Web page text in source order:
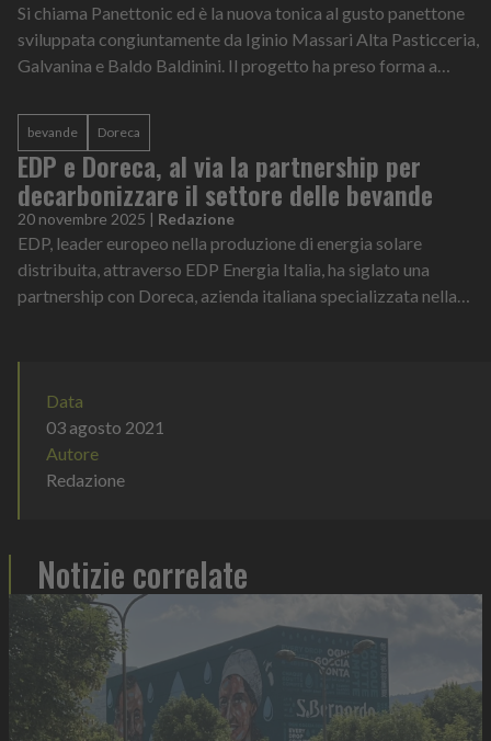
Si chiama Panettonic ed è la nuova tonica al gusto panettone
sviluppata congiuntamente da Iginio Massari Alta Pasticceria,
Galvanina e Baldo Baldinini. Il progetto ha preso forma a
bevande Doreca
EDP e Doreca, al via la partnership per
decarbonizzare il settore delle bevande
20 novembre 2025 | Redazione
EDP, leader europeo nella produzione di energia solare
distribuita, attraverso EDP Energia Italia, ha siglato una
partnership con Doreca, azienda italiana specializzata nella
Data
03 agosto 2021
Autore
Redazione
Notizie correlate